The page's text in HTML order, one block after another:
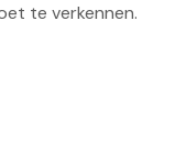
te verkennen.